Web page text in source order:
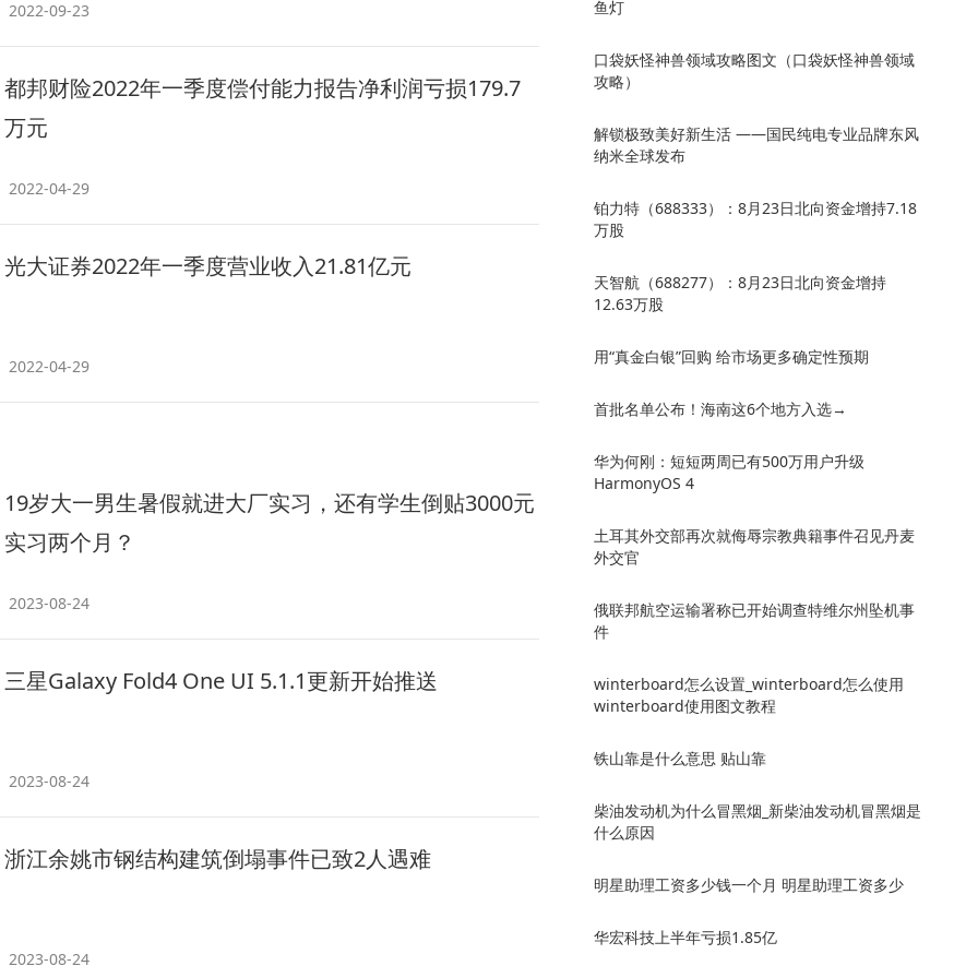
2022-09-23
都邦财险2022年一季度偿付能力报告净利润亏损179.7
万元
2022-04-29
光大证券2022年一季度营业收入21.81亿元
2022-04-29
19岁大一男生暑假就进大厂实习，还有学生倒贴3000元
实习两个月？
2023-08-24
三星Galaxy Fold4 One UI 5.1.1更新开始推送
2023-08-24
浙江余姚市钢结构建筑倒塌事件已致2人遇难
2023-08-24
鱼灯
口袋妖怪神兽领域攻略图文（口袋妖怪神兽领域
攻略）
解锁极致美好新生活 ——国民纯电专业品牌东风
纳米全球发布
铂力特（688333）：8月23日北向资金增持7.18
万股
天智航（688277）：8月23日北向资金增持
12.63万股
用“真金白银”回购 给市场更多确定性预期
首批名单公布！海南这6个地方入选→
华为何刚：短短两周已有500万用户升级
HarmonyOS 4
土耳其外交部再次就侮辱宗教典籍事件召见丹麦
外交官
俄联邦航空运输署称已开始调查特维尔州坠机事
件
winterboard怎么设置_winterboard怎么使用
winterboard使用图文教程
铁山靠是什么意思 贴山靠
柴油发动机为什么冒黑烟_新柴油发动机冒黑烟是
什么原因
明星助理工资多少钱一个月 明星助理工资多少
华宏科技上半年亏损1.85亿